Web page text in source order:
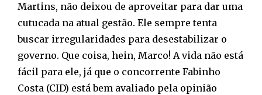
Martins, não deixou de aproveitar para dar uma
cutucada na atual gestão. Ele sempre tenta
buscar irregularidades para desestabilizar o
governo. Que coisa, hein, Marco! A vida não está
fácil para ele, já que o concorrente Fabinho
Costa (CID) está bem avaliado pela opinião